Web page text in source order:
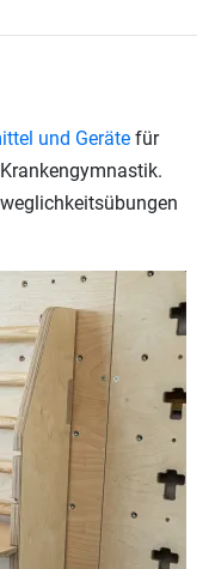
und Geräte für